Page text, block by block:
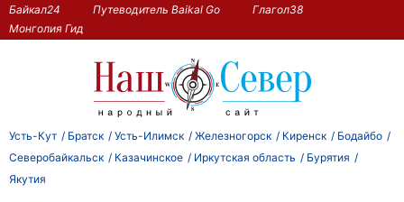
Байкал24 Путеводитель Baikal Go
Глагол38
Монголия Гид
Усть-Кут Братск Усть-Илимск Железногорск Киренск
Бодайбо
Северобайкальск
Казачинское Иркутская область
Бурятия
Якутия